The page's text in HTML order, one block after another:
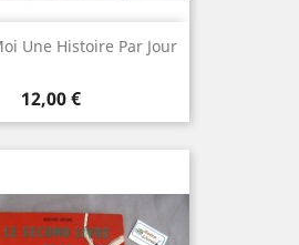
Une Histoire Par Jour
Prix
12,00 €